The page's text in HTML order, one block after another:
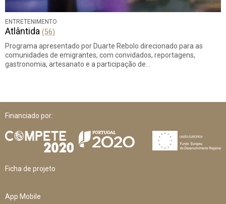
ENTRETENIMENTO
Atlântida (56)
Programa apresentado por Duarte Rebolo direcionado para as
comunidades de emigrantes, com convidados, reportagens,
gastronomia, artesanato e a participação de…
Financiado por:
Ficha de projeto
App Mobile